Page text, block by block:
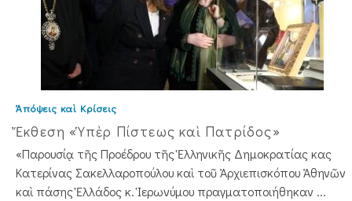
Ἀπόψεις καὶ Κρίσεις
Ἔκθεση «Ὑπὲρ Πίστεως καὶ Πατρίδος»
«Παρουσίᾳ τῆς Προέδρου τῆς Ἑλληνικῆς Δημοκρατίας κας
Κατερίνας Σακελλαροπούλου καὶ τοῦ Ἀρχιεπισκόπου Ἀθηνῶν
καὶ πάσης Ἑλλάδος κ. Ἱερωνύμου πραγματοποιήθη­καν ...